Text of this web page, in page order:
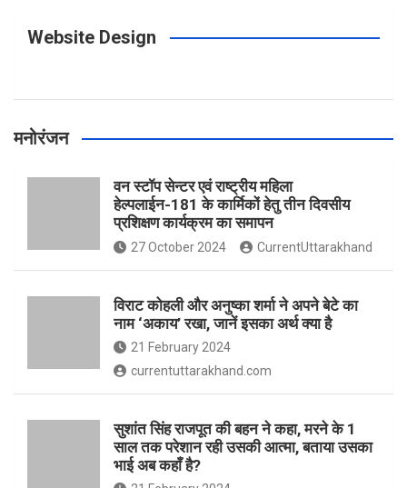
Website Design
मनोरंजन
वन स्टॉप सेन्टर एवं राष्ट्रीय महिला
हेल्पलाईन-181 के कार्मिकों हेतु तीन दिवसीय
प्रशिक्षण कार्यक्रम का समापन
27 October 2024 CurrentUttarakhand
विराट कोहली और अनुष्का शर्मा ने अपने बेटे का
नाम ‘अकाय’ रखा, जानें इसका अर्थ क्‍या है
21 February 2024
currentuttarakhand.com
सुशांत सिंह राजपूत की बहन ने कहा, मरने के 1
साल तक परेशान रही उसकी आत्मा, बताया उसका
भाई अब कहाँ है?